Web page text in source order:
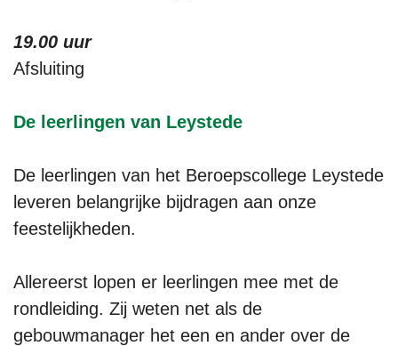
19.00 uur
Afsluiting
De leerlingen van Leystede
De leerlingen van het Beroepscollege Leystede
leveren belangrijke bijdragen aan onze
feestelijkheden.
Allereerst lopen er leerlingen mee met de
rondleiding. Zij weten net als de
gebouwmanager het een en ander over de